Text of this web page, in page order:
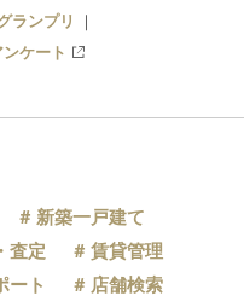
ランプリ
ケート
新築一戸建て
査定
賃貸管理
ート
店舗検索